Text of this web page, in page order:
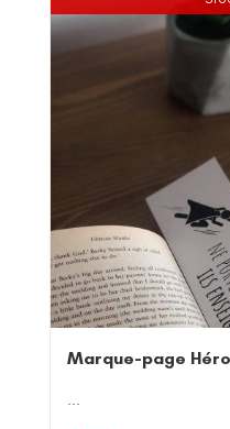
Marque-page
...